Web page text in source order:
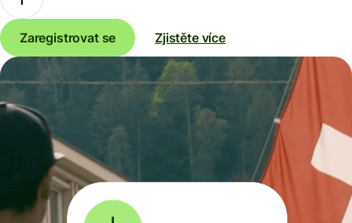
Zaregistrovat se Zjistěte více